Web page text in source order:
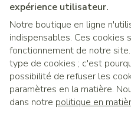
expérience utilisateur.
Notre boutique en ligne
indispensables. Ces cookies
fonctionnement de notre
type de cookies ; c'est
possibilité de refuser les
paramètres en la matière.
dans notre politique en
Liens légaux